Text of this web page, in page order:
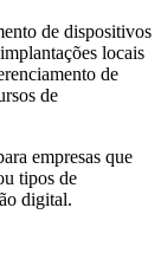
de dispositivos
locais
de
de
empresas que
tipos de
digital.